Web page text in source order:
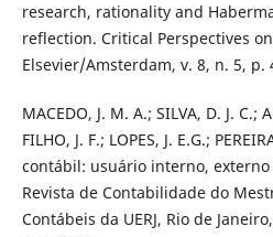
research, rationality and
reflection. Critical Perspectives
Elsevier/Amsterdam, v. 8, n. 5, p.
MACEDO, J. M. A.; SILVA, D. J. C.;
FILHO, J. F.; LOPES, J. E.G.;
contábil: usuário interno,
Revista de Contabilidade do
Contábeis da UERJ, Rio de